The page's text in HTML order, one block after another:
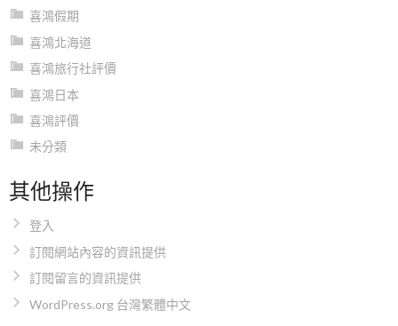
喜鴻假期
喜鴻北海道
喜鴻旅行社評價
喜鴻日本
喜鴻評價
未分類
其他操作
登入
訂閱網站內容的資訊提供
訂閱留言的資訊提供
WordPress.org 台灣繁體中文